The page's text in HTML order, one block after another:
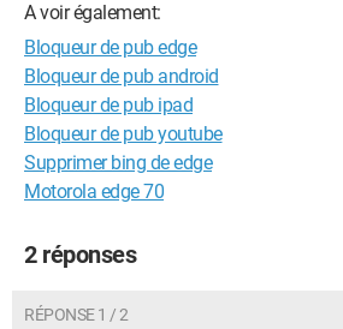
A voir également:
Bloqueur de pub edge
Bloqueur de pub android
Bloqueur de pub ipad
Bloqueur de pub youtube
Supprimer bing de edge
Motorola edge 70
2 réponses
RÉPONSE 1 / 2